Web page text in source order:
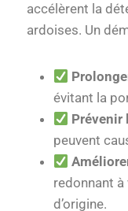
accélèrent la
ardoises. Un
évitant la
Prévenir
peuvent
redonnant
d’origine.